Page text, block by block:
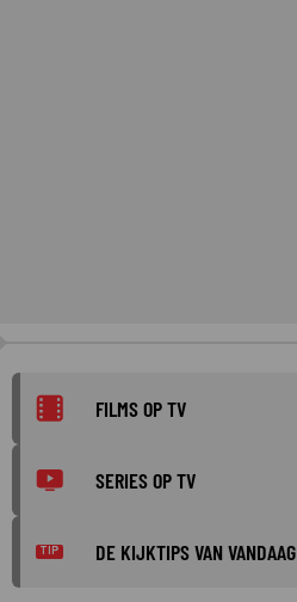
FILMS OP TV
SERIES OP TV
TIP DE KIJKTIPS VAN VANDAAG